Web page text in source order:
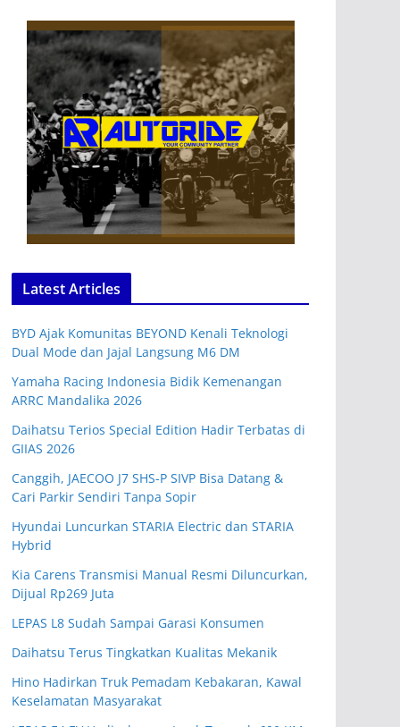
Latest Articles
BYD Ajak Komunitas BEYOND Kenali Teknologi
Dual Mode dan Jajal Langsung M6 DM
Yamaha Racing Indonesia Bidik Kemenangan
ARRC Mandalika 2026
Daihatsu Terios Special Edition Hadir Terbatas di
GIIAS 2026
Canggih, JAECOO J7 SHS-P SIVP Bisa Datang &
Cari Parkir Sendiri Tanpa Sopir
Hyundai Luncurkan STARIA Electric dan STARIA
Hybrid
Kia Carens Transmisi Manual Resmi Diluncurkan,
Dijual Rp269 Juta
LEPAS L8 Sudah Sampai Garasi Konsumen
Daihatsu Terus Tingkatkan Kualitas Mekanik
Hino Hadirkan Truk Pemadam Kebakaran, Kawal
Keselamatan Masyarakat